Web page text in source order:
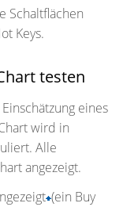
Schaltflächen
Keys.
testen
eines
wird in
Alle
angezeigt.
(ein Buy